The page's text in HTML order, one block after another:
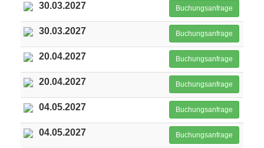
30.03.2027 Buchungsanfrage
30.03.2027 Buchungsanfrage
20.04.2027 Buchungsanfrage
20.04.2027 Buchungsanfrage
04.05.2027 Buchungsanfrage
04.05.2027 Buchungsanfrage